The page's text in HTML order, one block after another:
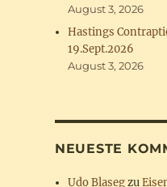
August 3, 2026
Hastings
19.Sept.2026
August 3, 2026
NEUESTE
Udo Blasegzu